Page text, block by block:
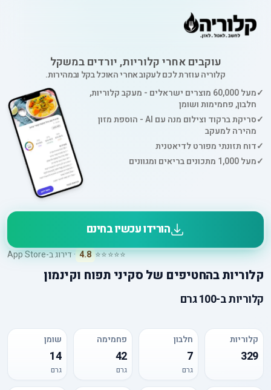
עוקבים אחרי קלוריות, יורדים במשקל
קלוריה עוזרת לכם לעקוב אחרי האוכל בקל ובמהירות.
✓
מעל 60,000 מוצרים ישראלים - מעקב קלוריות,
חלבון, פחמימות ושומן
✓
סריקת ברקוד וצילום מנה עם AI - הוספת מזון
מהירה למעקב
✓דוח תזונתי מפורט לדיאטנית
✓מעל 1,000 מתכונים בריאים ומגוונים
הורידו עכשיו בחינם
⭐⭐⭐⭐⭐
4.8 · דירוג ב-App Store
קלוריותבהחטיפים של סקיני תפוח וקינמון
קלוריותב-100 גרם
קלוריות
329
חלבון
7
גרם
פחמימה
42
גרם
שומן
14
גרם